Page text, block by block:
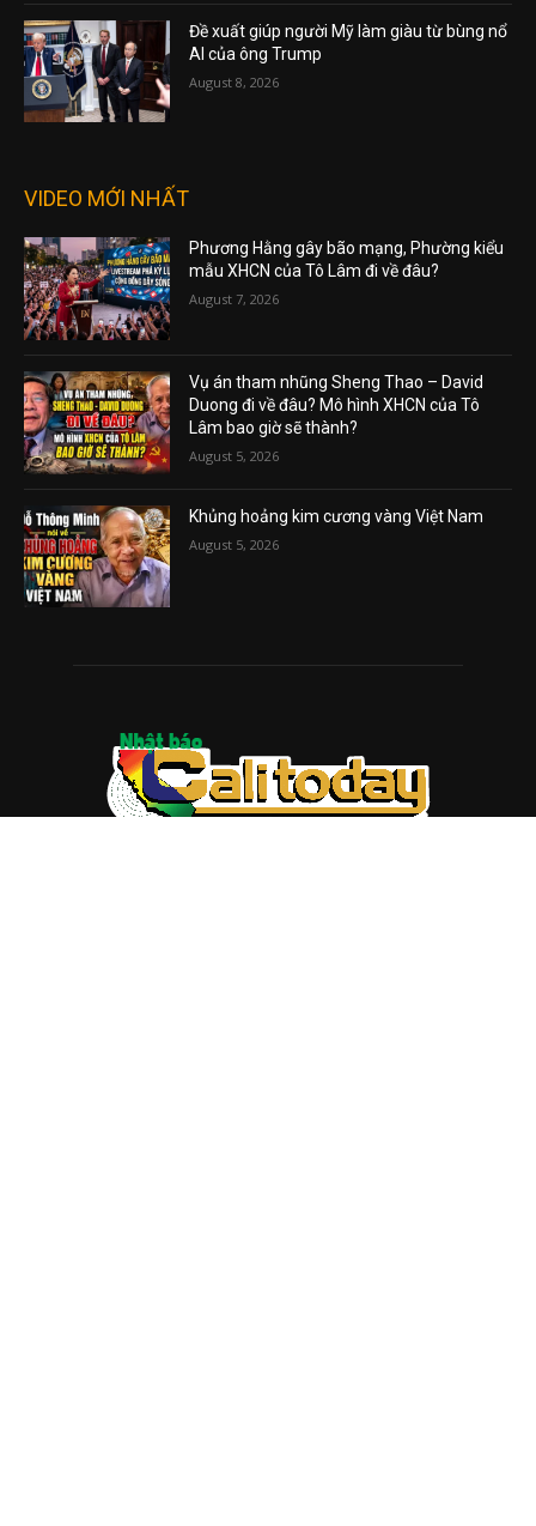
Đề xuất giúp người Mỹ làm giàu từ bùng nổ
AI của ông Trump
August 8, 2026
VIDEO MỚI NHẤT
Phương Hằng gây bão mạng, Phường kiểu
mẫu XHCN của Tô Lâm đi về đâu?
August 7, 2026
Vụ án tham nhũng Sheng Thao – David
Duong đi về đâu? Mô hình XHCN của Tô
Lâm bao giờ sẽ thành?
August 5, 2026
Khủng hoảng kim cương vàng Việt Nam
August 5, 2026